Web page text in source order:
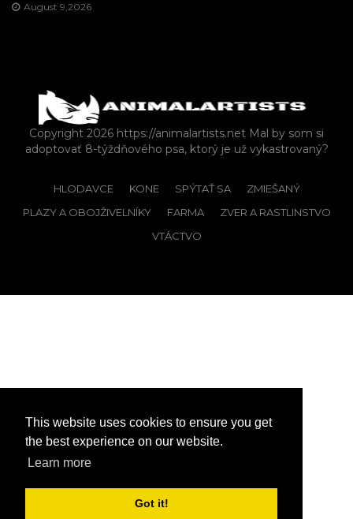
This website uses cookies to ensure you get
the best experience on our website.
Learn more
Got it!
August 9,2026
Copyright 2026 https://animalartists.net Mal by som si
adoptovať 8-týždňového psa, ktorý je už vykastrovaný?
HLODAVCE KONE SPÝTAŤ SA
ZMIEŠANÝ
PLAZY A OBOJŽIVELNÍKY
FARMA
ZVER A RASTLINSTVO
VTÁCTVO